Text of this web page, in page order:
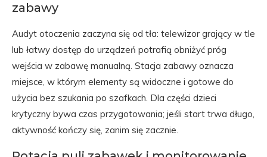
zabawy
Audyt otoczenia zaczyna się od tła: telewizor grający w tle
lub łatwy dostęp do urządzeń potrafią obniżyć próg
wejścia w zabawę manualną. Stacja zabawy oznacza
miejsce, w którym elementy są widoczne i gotowe do
użycia bez szukania po szafkach. Dla części dzieci
krytyczny bywa czas przygotowania; jeśli start trwa długo,
aktywność kończy się, zanim się zacznie.